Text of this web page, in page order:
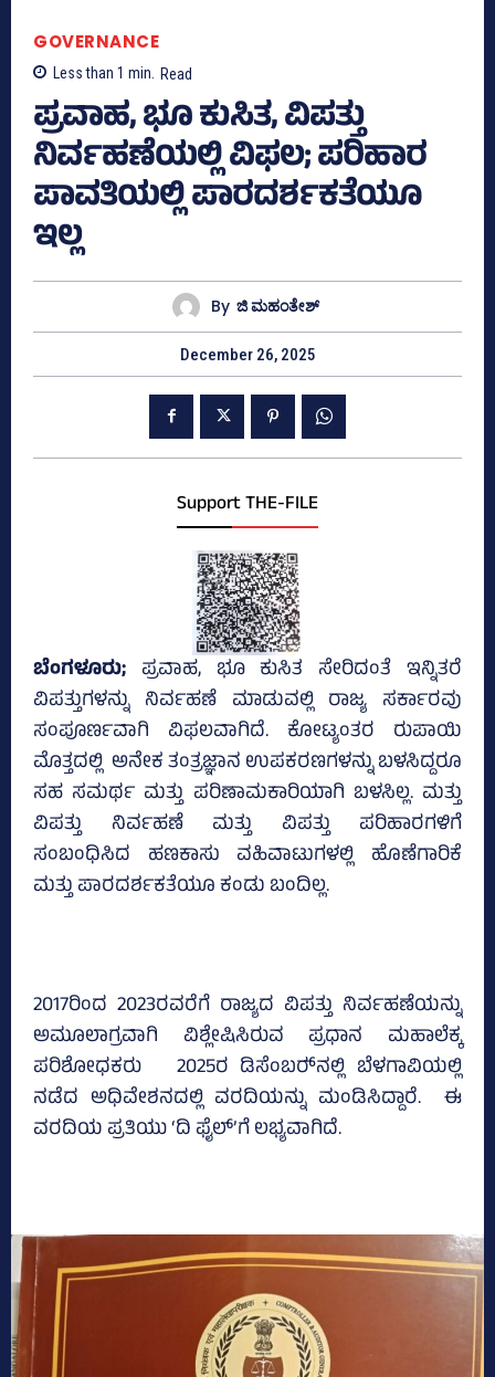
GOVERNANCE
Less than 1 min. Read
ಪ್ರವಾಹ, ಭೂ ಕುಸಿತ, ವಿಪತ್ತು
ನಿರ್ವಹಣೆಯಲ್ಲಿ ವಿಫಲ; ಪರಿಹಾರ
ಪಾವತಿಯಲ್ಲಿ ಪಾರದರ್ಶಕತೆಯೂ
ಇಲ್ಲ
By ಜಿ ಮಹಂತೇಶ್
December 26, 2025
Support THE-FILE
ಬೆಂಗಳೂರು; ಪ್ರವಾಹ, ಭೂ ಕುಸಿತ ಸೇರಿದಂತೆ ಇನ್ನಿತರೆ
ವಿಪತ್ತುಗಳನ್ನು ನಿರ್ವಹಣೆ ಮಾಡುವಲ್ಲಿ ರಾಜ್ಯ ಸರ್ಕಾರವು
ಸಂಪೂರ್ಣವಾಗಿ ವಿಫಲವಾಗಿದೆ. ಕೋಟ್ಯಂತರ ರುಪಾಯಿ
ಮೊತ್ತದಲ್ಲಿ ಅನೇಕ ತಂತ್ರಜ್ಞಾನ ಉಪಕರಣಗಳನ್ನು ಬಳಸಿದ್ದರೂ
ಸಹ ಸಮರ್ಥ ಮತ್ತು ಪರಿಣಾಮಕಾರಿಯಾಗಿ ಬಳಸಿಲ್ಲ. ಮತ್ತು
ವಿಪತ್ತು ನಿರ್ವಹಣೆ ಮತ್ತು ವಿಪತ್ತು ಪರಿಹಾರಗಳಿಗೆ
ಸಂಬಂಧಿಸಿದ ಹಣಕಾಸು ವಹಿವಾಟುಗಳಲ್ಲಿ ಹೊಣೆಗಾರಿಕೆ
ಮತ್ತು ಪಾರದರ್ಶಕತೆಯೂ ಕಂಡು ಬಂದಿಲ್ಲ.
2017ರಿಂದ 2023ರವರೆಗೆ ರಾಜ್ಯದ ವಿಪತ್ತು ನಿರ್ವಹಣೆಯನ್ನು
ಅಮೂಲಾಗ್ರವಾಗಿ ವಿಶ್ಲೇಷಿಸಿರುವ ಪ್ರಧಾನ ಮಹಾಲೆಕ್ಕ
ಪರಿಶೋಧಕರು 2025ರ ಡಿಸೆಂಬರ್‍‌ನಲ್ಲಿ ಬೆಳಗಾವಿಯಲ್ಲಿ
ನಡೆದ ಅಧಿವೇಶನದಲ್ಲಿ ವರದಿಯನ್ನು ಮಂಡಿಸಿದ್ದಾರೆ. ಈ
ವರದಿಯ ಪ್ರತಿಯು ‘ದಿ ಫೈಲ್‌’ಗೆ ಲಭ್ಯವಾಗಿದೆ.